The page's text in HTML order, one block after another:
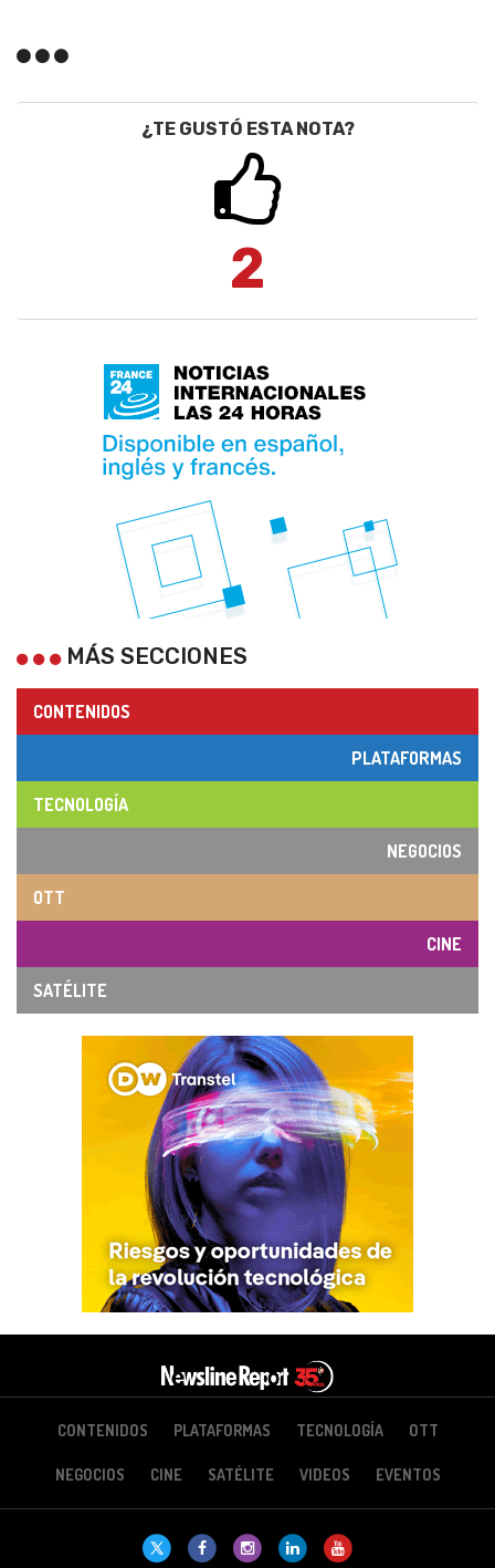
¿TE GUSTÓ ESTA NOTA?
2
MÁS SECCIONES
CONTENIDOS
PLATAFORMAS
TECNOLOGÍA
NEGOCIOS
OTT
CINE
SATÉLITE
CONTENIDOS PLATAFORMAS TECNOLOGÍA OTT
NEGOCIOS CINE SATÉLITE VIDEOS EVENTOS